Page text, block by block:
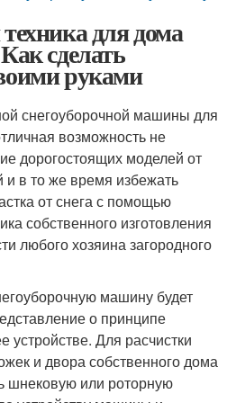
для дома
сделать
руками
снегоуборочной машины для
возможность не
дорогостоящих моделей от
и в то же время избежать
от снега с помощью
собственного изготовления
любого хозяина загородного
машину будет
о принципе
устройстве. Для расчистки
и двора собственного дома
шнековую или роторную